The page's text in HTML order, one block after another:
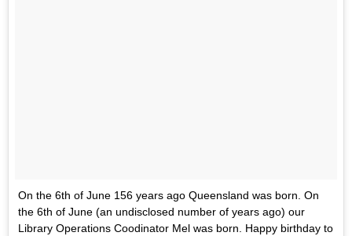
On the 6th of June 156 years ago Queensland was born. On
the 6th of June (an undisclosed number of years ago) our
Library Operations Coodinator Mel was born. Happy birthday to